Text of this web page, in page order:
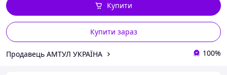
Купити зараз
Купити
Продавець АМТУЛ УКРАЇНА 100%